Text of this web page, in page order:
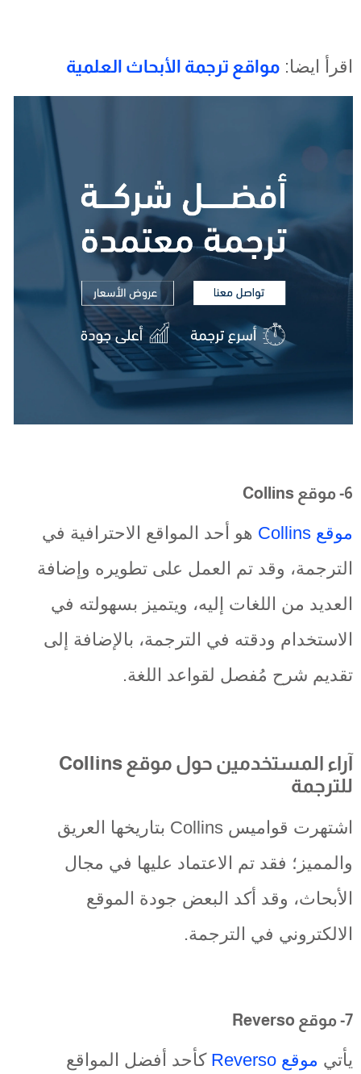
اقرأ ايضا:مواقع ترجمة الأبحاث العلمية
6- موقع Collins
موقع Collins
هو أحد المواقع الاحترافية في
الترجمة، وقد تم العمل على تطويره وإضافة
العديد من اللغات إليه، ويتميز بسهولته في
الاستخدام ودقته في الترجمة، بالإضافة إلى
تقديم شرح مُفصل لقواعد اللغة.
آراء المستخدمين حول موقع Collins
للترجمة
اشتهرت قواميس Collins بتاريخها العريق
والمميز؛ فقد تم الاعتماد عليها في مجال
الأبحاث، وقد أكد البعض جودة الموقع
الالكتروني في الترجمة.
7- موقع Reverso
يأتيموقع Reverso
كأحد أفضل المواقع